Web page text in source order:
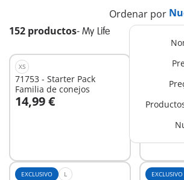
152 productos- My Life
Ordenar por
XS
71753 - Starter Pack
Familia de conejos
14,99 €
A la cesta
72275 -
7,99 €
A la
EXCLUSIVO L EXCLUSIVO